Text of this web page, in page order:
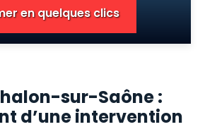
en quelques clics
sur-Saône :
d’une intervention